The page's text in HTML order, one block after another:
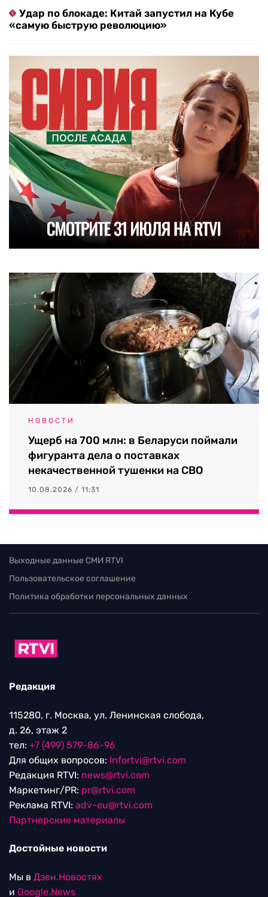
Удар по блокаде: Китай запустил на Кубе
«самую быструю революцию»
НОВОСТИ
Ущерб на 700 млн: в Беларуси поймали
фигуранта дела о поставках
некачественной тушенки на СВО
10.08.2026 / 11:31
Выходные данные СМИ RTVI
Пользовательское соглашение
Политика обработки персональных данных
Редакция
115280, г. Москва, ул. Ленинская слобода,
д. 26, этаж 2
тел: +7 (499) 579-86-96
Для общих вопросов: Infortvi@rtvi.com
Редакция RTVI: news@rtvi.com
Маркетинг/PR: pr@rtvi.com
Реклама RTVI: adv-eu@rtvi.com
Партнерские материалы
Достойные новости
Мы в Дзен.Новостях
и Google.News